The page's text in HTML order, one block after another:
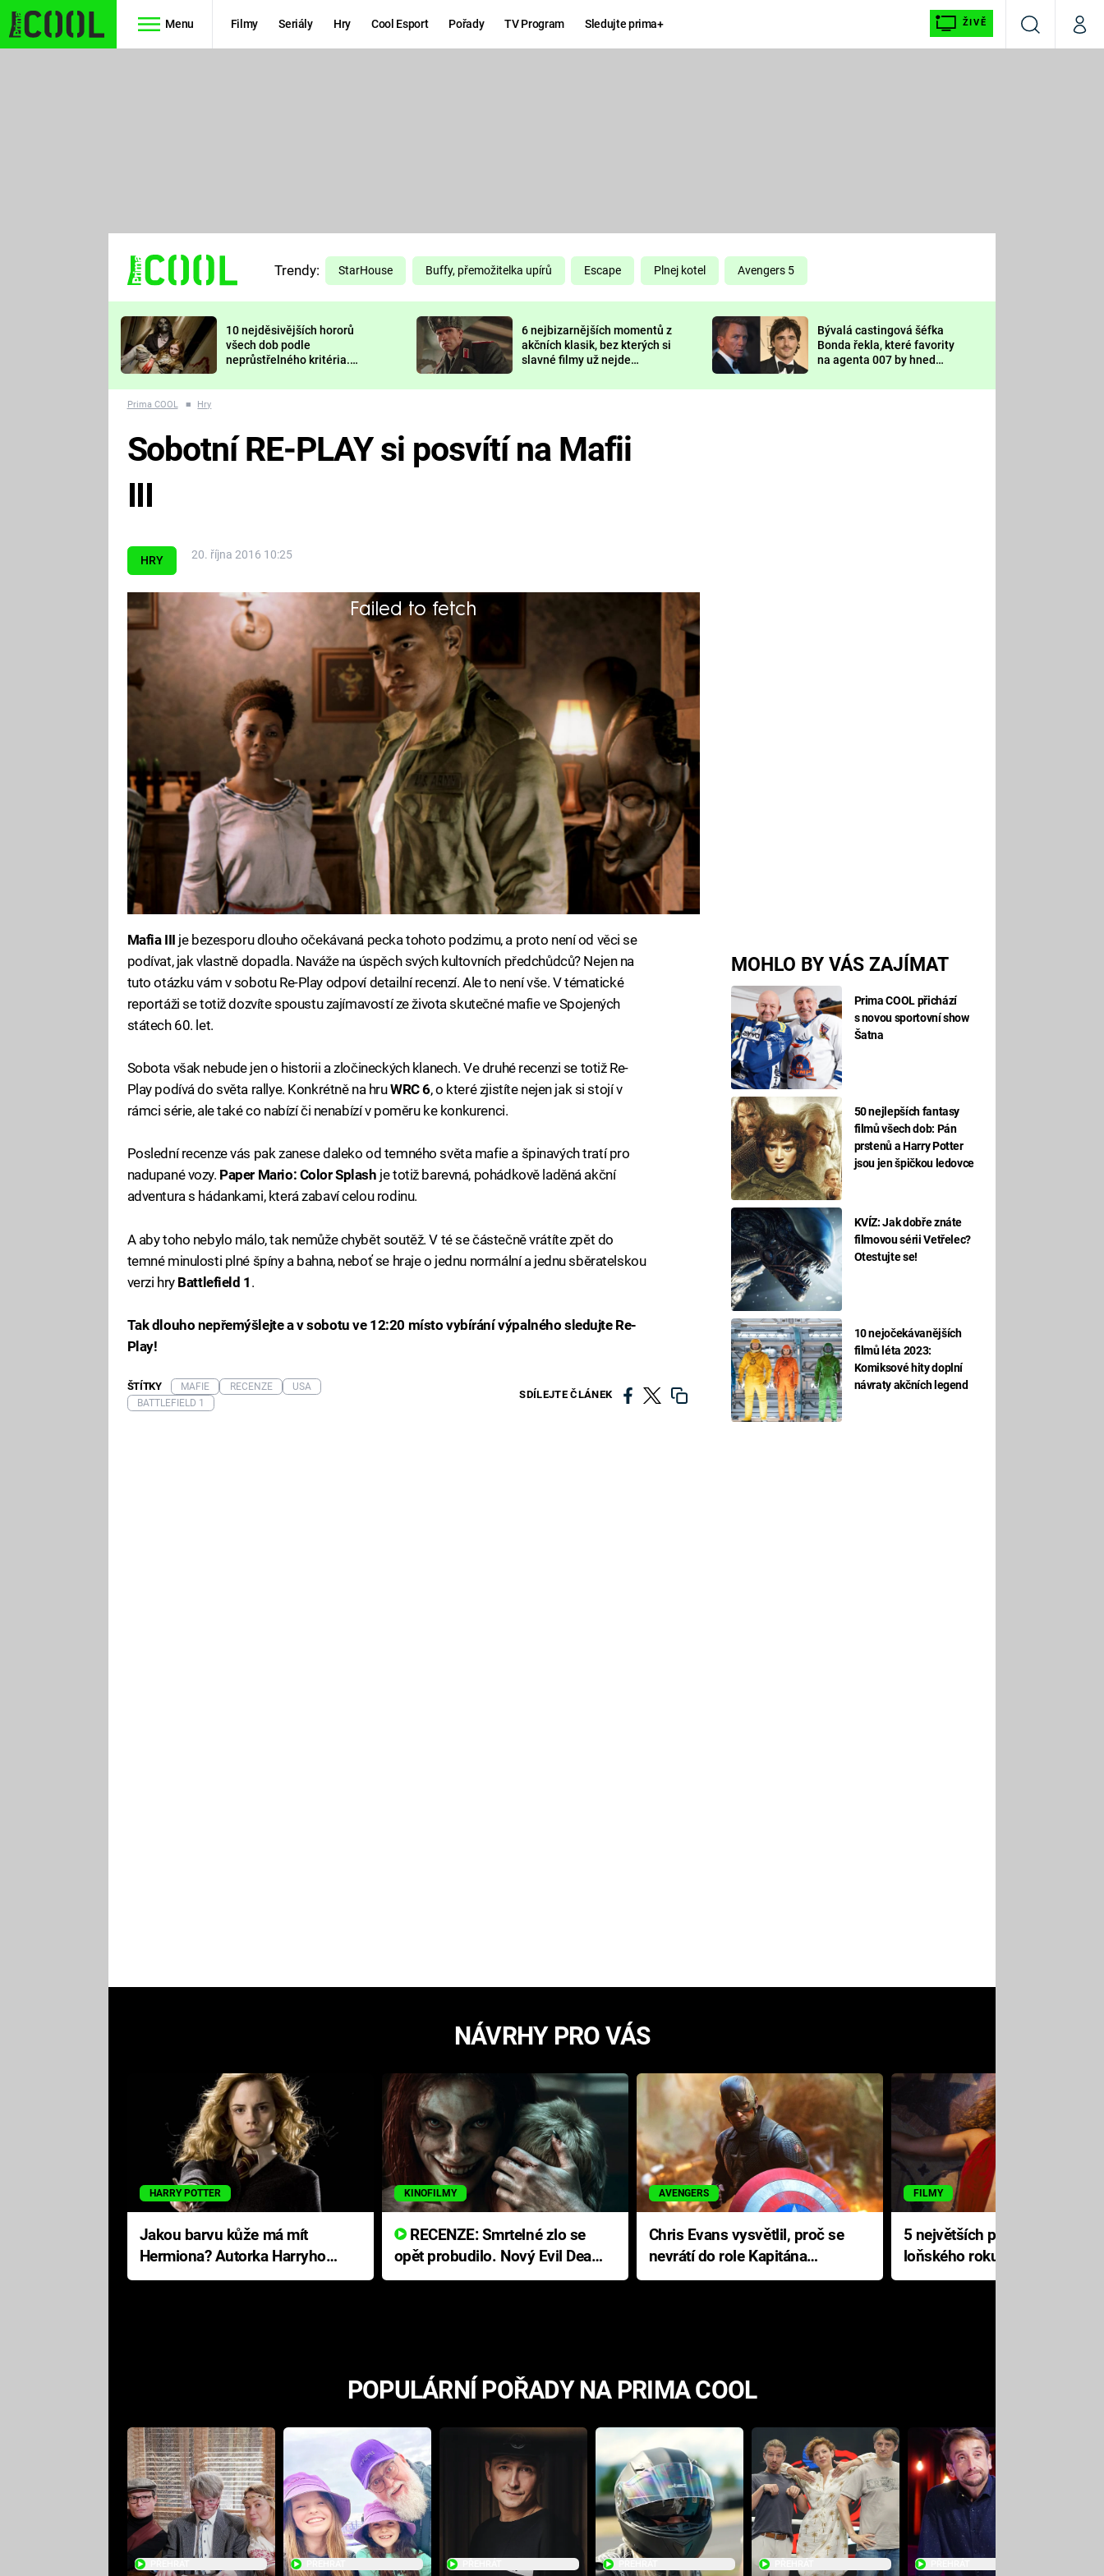
Menu Filmy Seriály Hry Cool Esport Pořady TV Program Sledujte prima+ ŽIVĚ
VyhledáváníMůj
TŘESKU
FUTURAMA
PREDÁTOR
DELIVERANCE
KOMEDIE
CHUCK
NORRIS
DEADPOOL
Prima LAJK
Sledujte nás
Trendy: StarHouse Buffy, přemožitelka upírů Escape Plnej kotel Avengers 5
10 nejděsivějších hororů
všech dob podle
neprůstřelného kritéria.
nejvíc zvednou tep?
6 nejbizarnějších momentů z
akčních klasik, bez kterých si
slavné filmy už nejde
Bývalá castingová šéfka
Bonda řekla, které favority
na agenta 007 by hned
Prima COOL ■ Hry
HRY 20. října 2016 10:25
MOHLO BY VÁS ZAJÍMAT
Prima COOL přichází
s novou sportovní show
Šatna
50 nejlepších fantasy
filmů všech dob: Pán
prstenů a Harry Potter
jsou jen špičkou ledovce
KVÍZ: Jak dobře znáte
filmovou sérii Vetřelec?
Otestujte se!
10 nejočekávanějších
filmů léta 2023:
Komiksové hity doplní
návraty akčních legend
Sobotní RE-PLAY si posvítí na Mafii
III
Failed to fetch
Zajímá vás, jak dopadlo pokračování slavné série a jak to bylo s černou
mafií ve skutečnosti? To a mnohem víc zjistíte už tuto sobotu.
Mafia III je bezesporu dlouho očekávaná pecka tohoto podzimu, a proto není od věci se
podívat, jak vlastně dopadla. Naváže na úspěch svých kultovních předchůdců? Nejen na
tuto otázku vám v sobotu Re-Play odpoví detailní recenzí. Ale to není vše. V tématické
reportáži se totiž dozvíte spoustu zajímavostí ze života skutečné mafie ve Spojených
státech 60. let.
Sobota však nebude jen o historii a zločineckých klanech. Ve druhé recenzi se totiž Re-
Play podívá do světa rallye. Konkrétně na hruWRC 6, o které zjistíte nejen jak si stojí v
rámci série, ale také co nabízí či nenabízí v poměru ke konkurenci.
Poslední recenze vás pak zanese daleko od temného světa mafie a špinavých tratí pro
nadupané vozy. Paper Mario: Color Splash je totiž barevná, pohádkově laděná akční
adventura s hádankami, která zabaví celou rodinu.
A aby toho nebylo málo, tak nemůže chybět soutěž. V té se částečně vrátíte zpět do
temné minulosti plné špíny a bahna, neboť se hraje o jednu normální a jednu sběratelskou
verzi hry Battlefield 1 .
Tak dlouho nepřemýšlejte a v sobotu ve 12:20 místo vybírání výpalného sledujte Re-
Play!
SDÍLEJTE ČLÁNEK
ŠTÍTKY MAFIE RECENZE
USA
BATTLEFIELD 1
NÁVRHY PRO VÁS
HARRY POTTER
Jakou barvu kůže má mít
Hermiona? Autorka Harryho
Pottera přišla s ráznou
KINOFILMY
RECENZE: Smrtelné zlo se
opět probudilo. Nový Evil Dead
přichází s neodolatelnou
AVENGERS
Chris Evans vysvětlil, proč se
nevrátí do role Kapitána
Ameriky
FILMY
5 největších propadáků
loňského roku: Disney na
jediné katastrofě prodělal 200
POPULÁRNÍ POŘADY NA PRIMA COOL